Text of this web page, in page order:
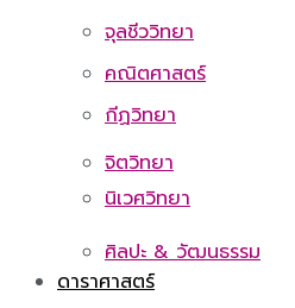
คณิตศาสตร์
จิตวิทยา
ศิลปะ & วัฒนธรรม
จุลชีววิทยา
กีฏวิทยา
นิเวศวิทยา
ดาราศาสตร์